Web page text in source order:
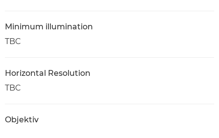
Minimum illumination
TBC
Horizontal Resolution
TBC
Objektiv